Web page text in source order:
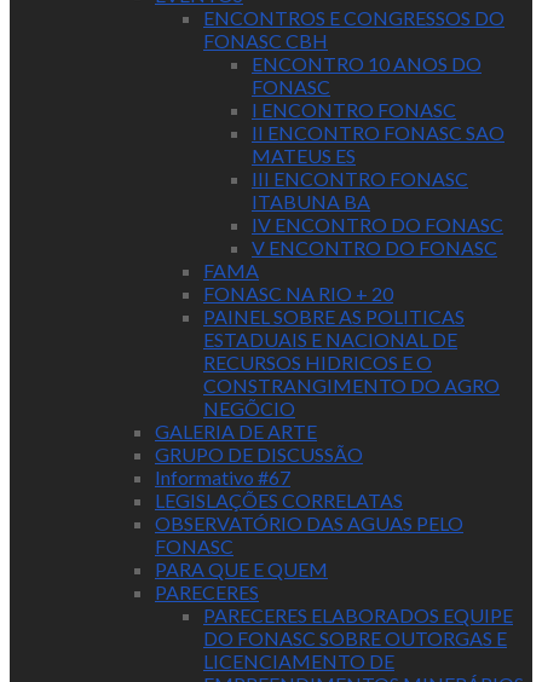
ENCONTROS E CONGRESSOS DO
FONASC CBH
ENCONTRO 10 ANOS DO
FONASC
I ENCONTRO FONASC
II ENCONTRO FONASC SAO
MATEUS ES
III ENCONTRO FONASC
ITABUNA BA
IV ENCONTRO DO FONASC
V ENCONTRO DO FONASC
FAMA
FONASC NA RIO + 20
PAINEL SOBRE AS POLITICAS
ESTADUAIS E NACIONAL DE
RECURSOS HIDRICOS E O
CONSTRANGIMENTO DO AGRO
NEGÕCIO
GALERIA DE ARTE
GRUPO DE DISCUSSÃO
Informativo #67
LEGISLAÇÕES CORRELATAS
OBSERVATÓRIO DAS AGUAS PELO
FONASC
PARA QUE E QUEM
PARECERES
PARECERES ELABORADOS EQUIPE
DO FONASC SOBRE OUTORGAS E
LICENCIAMENTO DE